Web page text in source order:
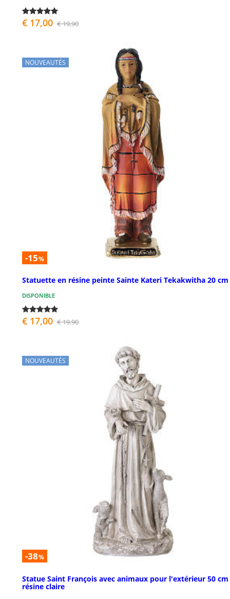
€ 17,00 € 19,90
NOUVEAUTÉS
-15%
Statuette en résine peinte Sainte Kateri Tekakwitha 20 cm
DISPONIBLE
€ 17,00 € 19,90
NOUVEAUTÉS
-38%
Statue Saint François avec animaux pour l'extérieur 50 cm
résine claire